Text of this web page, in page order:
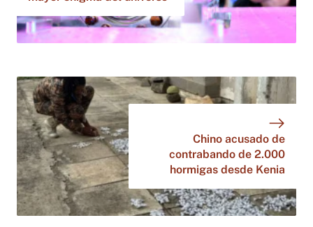
Chino acusado de
contrabando de 2.000
hormigas desde Kenia